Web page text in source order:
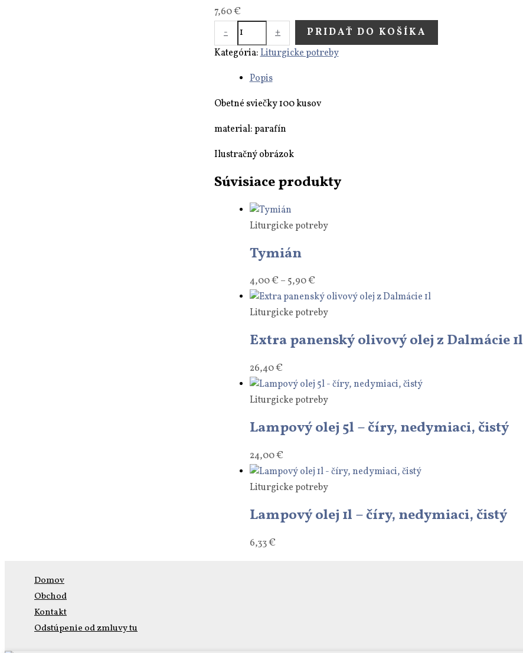
7,60€
-
+
PRIDAŤ DO KOŠÍKA
Kategória:Liturgicke potreby
Popis
Obetné sviečky 100 kusov
material: parafín
Ilustračný obrázok
Súvisiace produkty
Liturgicke potreby
Tymián
4,00€ – 5,90€
Liturgicke potreby
Extra panenský olivový olej z Dalmácie 1l
26,40€
Liturgicke potreby
Lampový olej 5l – číry, nedymiaci, čistý
24,00€
Liturgicke potreby
Lampový olej 1l – číry, nedymiaci, čistý
6,33€
Domov
Obchod
Kontakt
Odstúpenie od zmluvy tu